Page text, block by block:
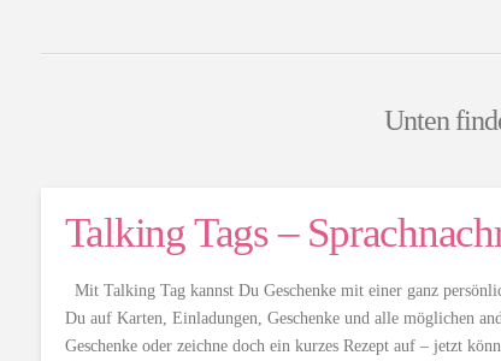
Unten
Talking Tags –
Mit Talking Tag kannst Du Geschenke mit einer ganz
Du auf Karten, Einladungen, Geschenke und alle möglichen
Geschenke oder zeichne doch ein kurzes Rezept auf – jetzt